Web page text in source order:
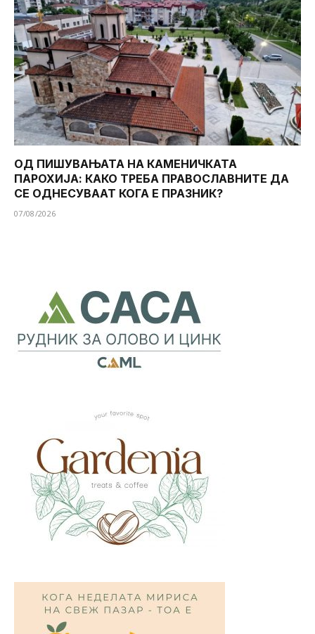
ОД ПИШУВАЊАТА НА КАМЕНИЧКАТА
ПАРОХИЈА: КАКО ТРЕБА ПРАВОСЛАВНИТЕ ДА
СЕ ОДНЕСУВААТ КОГА Е ПРАЗНИК?
07/08/2026